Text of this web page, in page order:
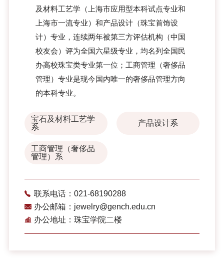
及材料工艺学（上海市应用型本科试点专业和
上海市一流专业）和产品设计（珠宝首饰设
计）专业，连续两年被第三方评估机构（中国
校友会）评为全国六星级专业，均名列全国民
办高校珠宝类专业第一位；工商管理（奢侈品
管理）专业是现今国内唯一的奢侈品管理方向
的本科专业。
宝石及材料工艺学
系
产品设计系
工商管理（奢侈品
管理）系
联系电话：021-68190288
办公邮箱：jewelry@gench.edu.cn
办公地址：珠宝学院二楼